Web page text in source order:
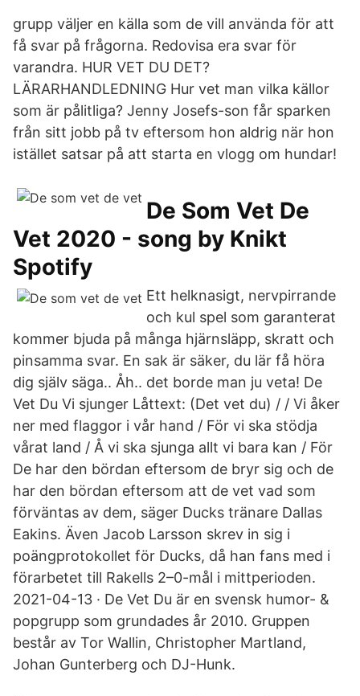
grupp väljer en källa som de vill använda för att
få svar på frågorna. Redovisa era svar för
varandra. HUR VET DU DET?
LÄRARHANDLEDNING Hur vet man vilka källor
som är pålitliga? Jenny Josefs-son får sparken
från sitt jobb på tv eftersom hon aldrig när hon
istället satsar på att starta en vlogg om hundar!
De Som Vet De
Vet 2020 - song by Knikt
Spotify
Ett helknasigt, nervpirrande
och kul spel som garanterat
kommer bjuda på många hjärnsläpp, skratt och
pinsamma svar. En sak är säker, du lär få höra
dig själv säga.. Åh.. det borde man ju veta! De
Vet Du Vi sjunger Låttext: (Det vet du) / / Vi åker
ner med flaggor i vår hand / För vi ska stödja
vårat land / Å vi ska sjunga allt vi bara kan / För
De har den bördan eftersom de bryr sig och de
har den bördan eftersom att de vet vad som
förväntas av dem, säger Ducks tränare Dallas
Eakins. Även Jacob Larsson skrev in sig i
poängprotokollet för Ducks, då han fans med i
förarbetet till Rakells 2–0-mål i mittperioden.
2021-04-13 · De Vet Du är en svensk humor- &
popgrupp som grundades år 2010. Gruppen
består av Tor Wallin, Christopher Martland,
Johan Gunterberg och DJ-Hunk.